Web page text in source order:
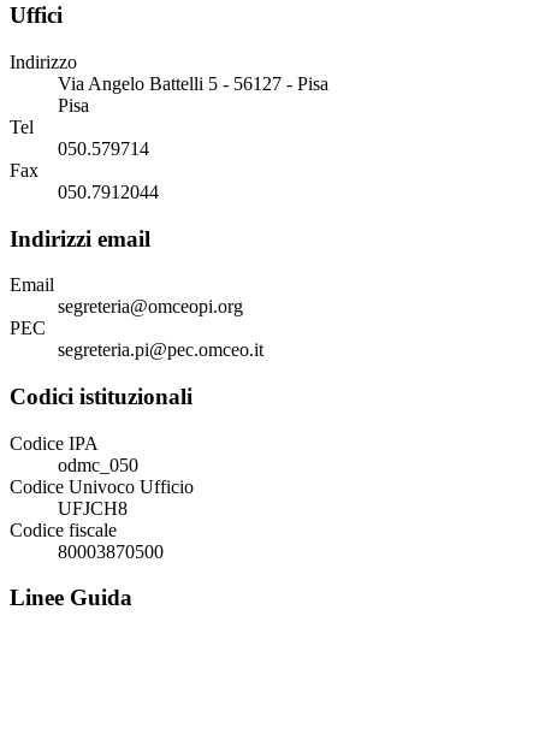
Uffici
Indirizzo
Via Angelo Battelli 5 - 56127 - Pisa
Pisa
Tel
050.579714
Fax
050.7912044
Indirizzi email
Email
segreteria@omceopi.org
PEC
segreteria.pi@pec.omceo.it
Codici istituzionali
Codice IPA
odmc_050
Codice Univoco Ufficio
UFJCH8
Codice fiscale
80003870500
Linee Guida